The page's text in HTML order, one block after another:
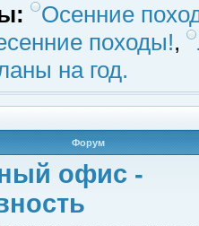
Осенние
походы!,
на год.
Форум
офис -